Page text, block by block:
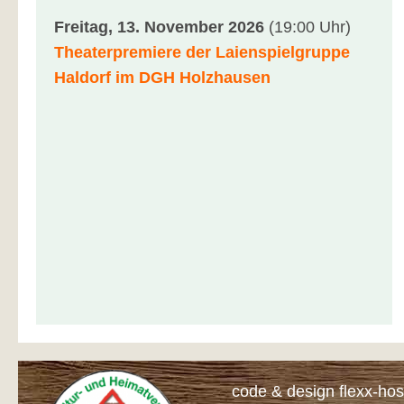
Freitag, 13. November 2026 (19:00 Uhr)
Theaterpremiere der Laienspielgruppe
Haldorf im DGH Holzhausen
code & design flexx-